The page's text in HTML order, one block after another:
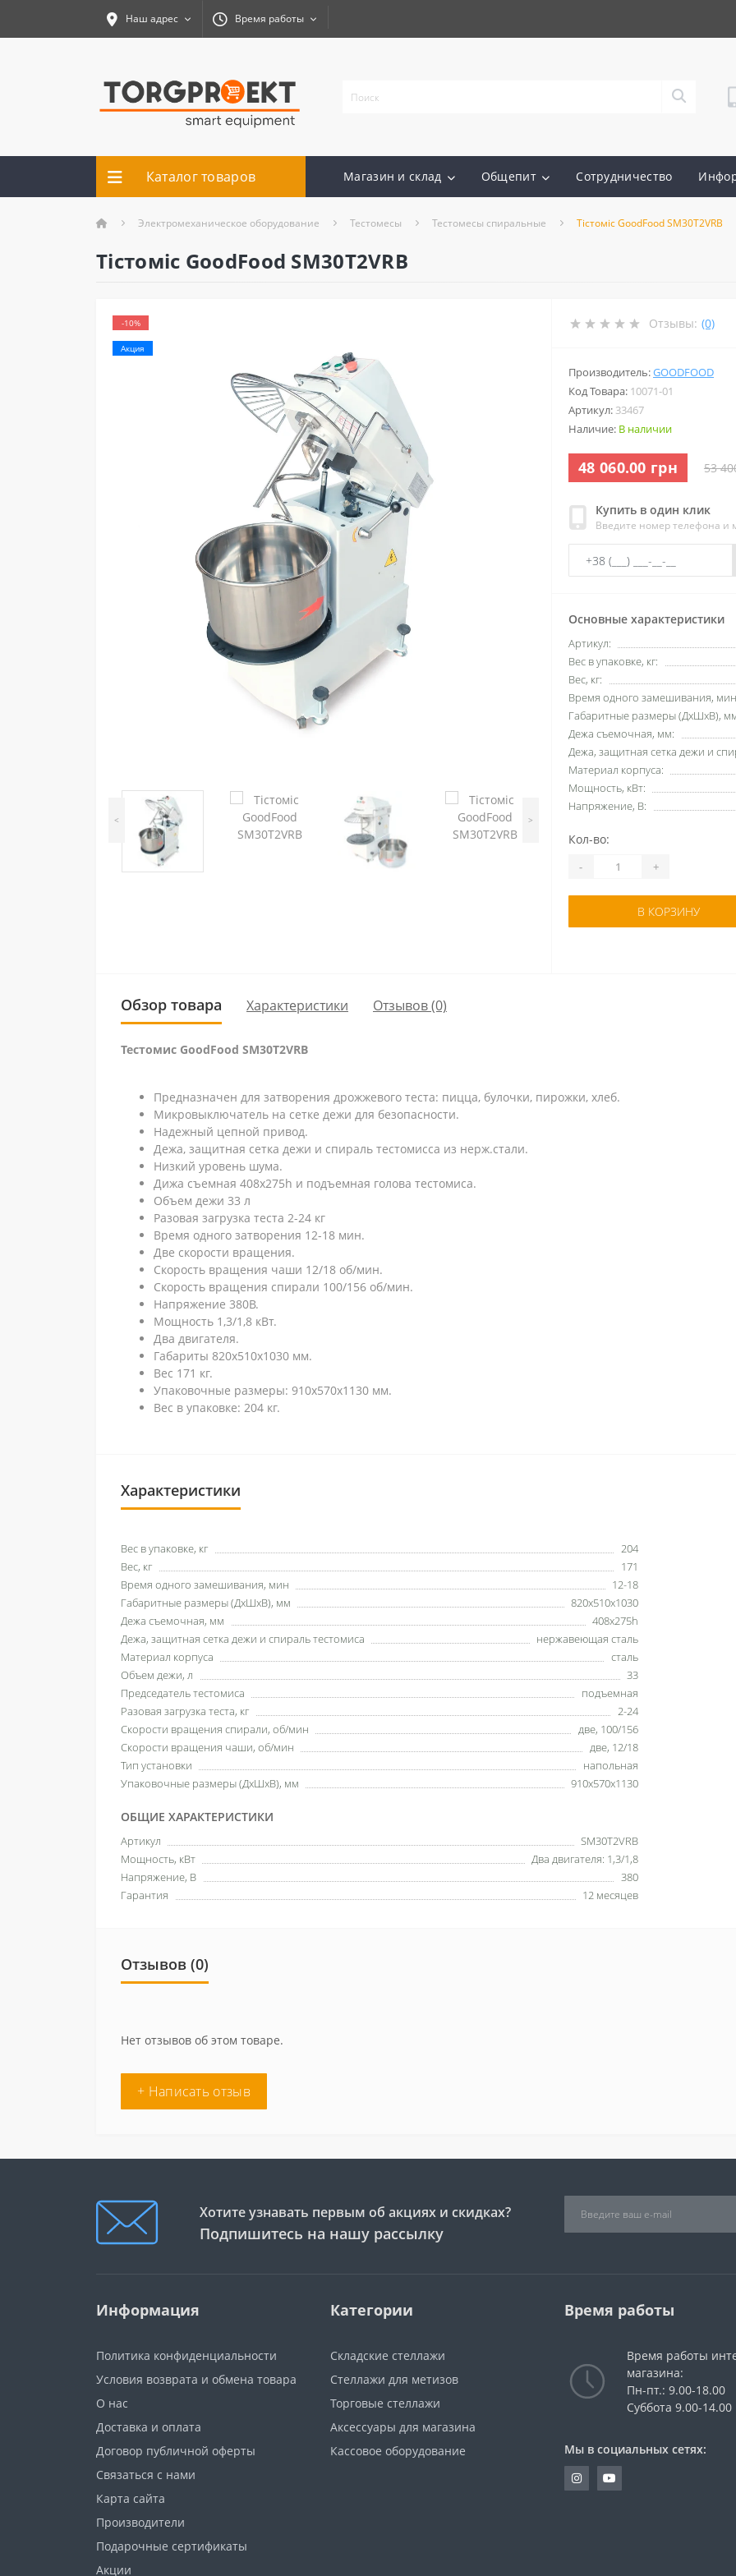
Наш адрес Время работы
Каталог товаров Магазин и склад Общепит Сотрудничество
Электромеханическое оборудование Тестомесы Тестомесы спиральные Тістоміс GoodFood SM30T2VRB
Тістоміс GoodFood SM30T2VRB
-10%
Акция
< >
Отзывы: (0)
Производитель:GOODFOOD
Код Товара: 10071-01
Артикул: 33467
Наличие: В наличии
48 060.00 грн 53
Купить в один клик
Введите номер телефона и
Основные характеристики
Артикул:
Вес в упаковке, кг:
Вес, кг:
Время одного замешивания,
Габаритные размеры (ДхШхВ),
Дежа съемочная, мм:
Дежа, защитная сетка дежи и
Материал корпуса:
Мощность, кВт:
Напряжение, В:
Кол-во:
- +
В КОРЗИНУ
Обзор товара Характеристики Отзывов (0)
Тестомис GoodFood SM30T2VRB
Предназначен для затворения дрожжевого теста: пицца, булочки, пирожки, хлеб.
Микровыключатель на сетке дежи для безопасности.
Надежный цепной привод.
Дежа, защитная сетка дежи и спираль тестомисса из нерж.стали.
Низкий уровень шума.
Дижа съемная 408x275h и подъемная голова тестомиса.
Объем дежи 33 л
Разовая загрузка теста 2-24 кг
Время одного затворения 12-18 мин.
Две скорости вращения.
Скорость вращения чаши 12/18 об/мин.
Скорость вращения спирали 100/156 об/мин.
Напряжение 380В.
Мощность 1,3/1,8 кВт.
Два двигателя.
Габариты 820x510x1030 мм.
Вес 171 кг.
Упаковочные размеры: 910х570х1130 мм.
Вес в упаковке: 204 кг.
Характеристики
Вес в упаковке, кг
204
Вес, кг
171
Время одного замешивания, мин
12-18
Габаритные размеры (ДхШхВ), мм
820x510x1030
Дежа съемочная, мм
408x275h
Дежа, защитная сетка дежи и спираль тестомиса
нержавеющая сталь
Материал корпуса
сталь
Объем дежи, л
33
Председатель тестомиса
подъемная
Разовая загрузка теста, кг
2-24
Скорости вращения спирали, об/мин
две, 100/156
Скорости вращения чаши, об/мин
две, 12/18
Тип установки
напольная
Упаковочные размеры (ДхШхВ), мм
910х570х1130
ОБЩИЕ ХАРАКТЕРИСТИКИ
Артикул
SM30T2VRB
Мощность, кВт
Два двигателя: 1,3/1,8
Напряжение, В
380
Гарантия
12 месяцев
Отзывов (0)
Нет отзывов об этом товаре.
+ Написать отзыв
Хотите узнавать первым об акциях и скидках?
Подпишитесь на нашу рассылку
Информация
Политика конфиденциальности
Условия возврата и обмена товара
О нас
Доставка и оплата
Договор публичной оферты
Связаться с нами
Карта сайта
Производители
Подарочные сертификаты
Акции
Категории
Складские стеллажи
Стеллажи для метизов
Торговые стеллажи
Аксессуары для магазина
Кассовое оборудование
Время работы
Время работы
магазина:
Пн-пт.: 9.00-18.00
Суббота 9.00-14.00
Мы в социальных сетях: